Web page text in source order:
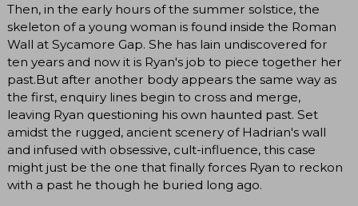
Then, in the early hours of the summer solstice, the
skeleton of a young woman is found inside the Roman
Wall at Sycamore Gap. She has lain undiscovered for
ten years and now it is Ryan's job to piece together her
past.But after another body appears the same way as
the first, enquiry lines begin to cross and merge,
leaving Ryan questioning his own haunted past. Set
amidst the rugged, ancient scenery of Hadrian's wall
and infused with obsessive, cult-influence, this case
might just be the one that finally forces Ryan to reckon
with a past he though he buried long ago.